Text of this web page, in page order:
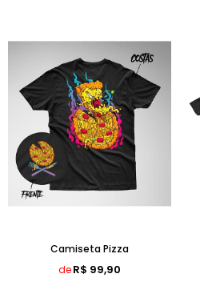
Camiseta Pizza
deR$ 99,90